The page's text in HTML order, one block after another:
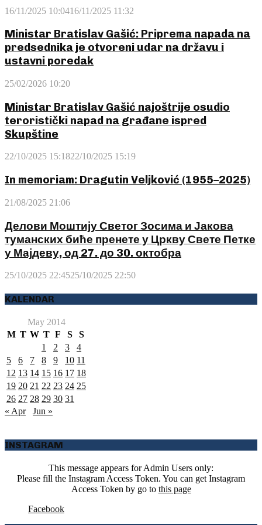
16/11/2025 10:0416/11/2025 11:32
Ministar Bratislav Gašić: Priprema napada na
predsednika je otvoreni udar na državu i
ustavni poredak
25/02/2026 10:20
Ministar Bratislav Gašić najoštrije osudio
teroristički napad na građane ispred
Skupštine
22/10/2025 15:1822/10/2025 15:19
In memoriam: Dragutin Veljković (1955–2025)
21/08/2025 21:06
Делови Моштију Светог Зосима и Јакова
туманских биће пренете у Цркву Свете Петке
у Мајдеву, од 27. до 30. октобра
25/10/2025 22:4525/10/2025 22:50
KALENDAR
May 2014
M T W T F S
S
1
2 3
4
5
6 7 8 9 10 11
12 13 14 15 16 17 18
19 20 21 22 23 24 25
26 27 28 29 30 31
« Apr
Jun »
INSTAGRAM
This message appears for Admin Users only:
Please fill the Instagram Access Token. You can get Instagram
Access Token by go to this page
Facebook